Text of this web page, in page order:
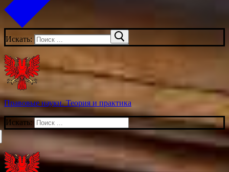
Искать:
Правовые науки. Теория и практика
Искать: